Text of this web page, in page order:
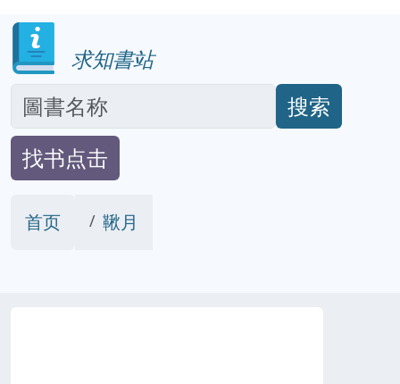
求知書站
搜索
找书点击
首页 鞦月